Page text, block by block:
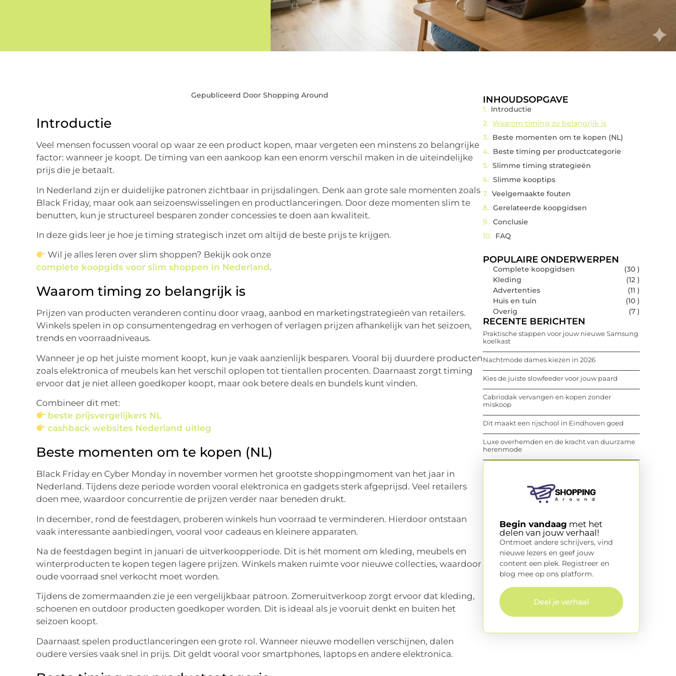
Gepubliceerd Door Shopping Around
Introductie
Veel mensen focussen vooral op waar ze een product kopen, maar vergeten een minstens zo belangrijke
factor: wanneer je koopt. De timing van een aankoop kan een enorm verschil maken in de uiteindelijke
prijs die je betaalt.
In Nederland zijn er duidelijke patronen zichtbaar in prijsdalingen. Denk aan grote sale momenten zoals
Black Friday, maar ook aan seizoenswisselingen en productlanceringen. Door deze momenten slim te
benutten, kun je structureel besparen zonder concessies te doen aan kwaliteit.
In deze gids leer je hoe je timing strategisch inzet om altijd de beste prijs te krijgen.
Wil je alles leren over slim shoppen? Bekijk ook onze
complete koopgids voor slim shoppen in Nederland.
Waarom timing zo belangrijk is
Prijzen van producten veranderen continu door vraag, aanbod en marketingstrategieën van retailers.
Winkels spelen in op consumentengedrag en verhogen of verlagen prijzen afhankelijk van het seizoen,
trends en voorraadniveaus.
Wanneer je op het juiste moment koopt, kun je vaak aanzienlijk besparen. Vooral bij duurdere producten
zoals elektronica of meubels kan het verschil oplopen tot tientallen procenten. Daarnaast zorgt timing
ervoor dat je niet alleen goedkoper koopt, maar ook betere deals en bundels kunt vinden.
Combineer dit met:
beste prijsvergelijkers NL
cashback websites Nederland uitleg
Beste momenten om te kopen (NL)
Black Friday en Cyber Monday in november vormen het grootste shoppingmoment van het jaar in
Nederland. Tijdens deze periode worden vooral elektronica en gadgets sterk afgeprijsd. Veel retailers
doen mee, waardoor concurrentie de prijzen verder naar beneden drukt.
In december, rond de feestdagen, proberen winkels hun voorraad te verminderen. Hierdoor ontstaan
vaak interessante aanbiedingen, vooral voor cadeaus en kleinere apparaten.
Na de feestdagen begint in januari de uitverkoopperiode. Dit is hét moment om kleding, meubels en
winterproducten te kopen tegen lagere prijzen. Winkels maken ruimte voor nieuwe collecties, waardoor
oude voorraad snel verkocht moet worden.
Tijdens de zomermaanden zie je een vergelijkbaar patroon. Zomeruitverkoop zorgt ervoor dat kleding,
schoenen en outdoor producten goedkoper worden. Dit is ideaal als je vooruit denkt en buiten het
seizoen koopt.
Daarnaast spelen productlanceringen een grote rol. Wanneer nieuwe modellen verschijnen, dalen
oudere versies vaak snel in prijs. Dit geldt vooral voor smartphones, laptops en andere elektronica.
INHOUDSOPGAVE
Introductie
Waarom timing zo belangrijk is
Beste momenten om te kopen (NL)
Beste timing per productcategorie
Slimme timing strategieën
Slimme kooptips
Veelgemaakte fouten
Gerelateerde koopgidsen
Conclusie
FAQ
POPULAIRE ONDERWERPEN
Complete koopgidsen
(30 )
Kleding
(12 )
Advertenties
(11 )
Huis en tuin
(10 )
Overig
(7 )
RECENTE BERICHTEN
Praktische stappen voor jouw nieuwe Samsung
koelkast
Nachtmode dames kiezen in 2026
Kies de juiste slowfeeder voor jouw paard
Cabriodak vervangen en kopen zonder
miskoop
Dit maakt een rijschool in Eindhoven goed
Luxe overhemden en de kracht van duurzame
herenmode
Begin vandaag met het
delen van jouw verhaal!
Ontmoet andere schrijvers, vind
nieuwe lezers en geef jouw
content een plek. Registreer en
blog mee op ons platform.
Deel je verhaal